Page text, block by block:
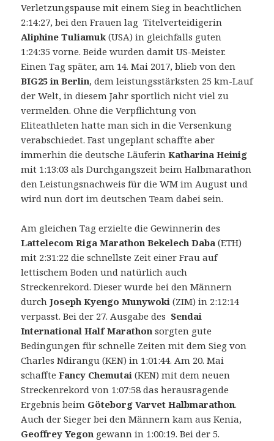
Verletzungspause mit einem Sieg in beachtlichen
2:14:27, bei den Frauen lag Titelverteidigerin
Aliphine Tuliamuk(USA) in gleichfalls guten
1:24:35 vorne. Beide wurden damit US-Meister.
Einen Tag später, am 14. Mai 2017, blieb von den
BIG25 in Berlin, dem leistungsstärksten 25 km-Lauf
der Welt, in diesem Jahr sportlich nicht viel zu
vermelden. Ohne die Verpflichtung von
Eliteathleten hatte man sich in die Versenkung
verabschiedet. Fast ungeplant schaffte aber
immerhin die deutsche Läuferin Katharina Heinig
mit 1:13:03 als Durchgangszeit beim Halbmarathon
den Leistungsnachweis für die WM im August und
wird nun dort im deutschen Team dabei sein.
Am gleichen Tag erzielte die Gewinnerin des
Lattelecom Riga Marathon Bekelech Daba (ETH)
mit 2:31:22 die schnellste Zeit einer Frau auf
lettischem Boden und natürlich auch
Streckenrekord.Dieser wurde bei den Männern
durchJoseph Kyengo Munywoki (ZIM) in 2:12:14
verpasst. Bei der 27. Ausgabe des Sendai
International Half Marathon sorgten gute
Bedingungen für schnelle Zeiten mit dem Sieg von
Charles Ndirangu (KEN) in 1:01:44. Am 20. Mai
schaffteFancy Chemutai (KEN) mit dem neuen
Streckenrekord von 1:07:58 das herausragende
Ergebnis beim Göteborg Varvet Halbmarathon.
Auch der Sieger bei den Männern kam aus Kenia,
Geoffrey Yegon gewann in 1:00:19. Bei der 5.